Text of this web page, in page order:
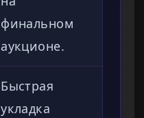
финальном
аукционе.
Быстрая
укладка